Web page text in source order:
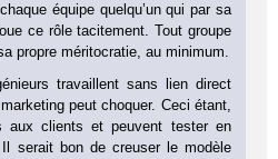
équipe quelqu’un qui par sa
ce rôle tacitement. Tout groupe
propre méritocratie, au minimum.
travaillent sans lien direct
peut choquer. Ceci étant,
aux clients et peuvent tester en
serait bon de creuser le modèle